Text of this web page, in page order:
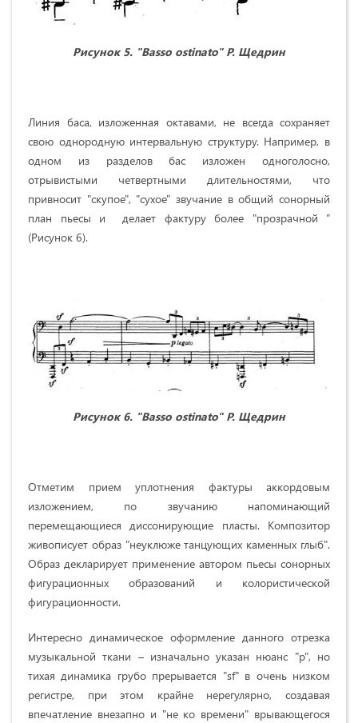
Рисунок 5. "Basso ostinato" Р. Щедрин
Линия баса, изложенная октавами, не всегда сохраняет
свою однородную интервальную структуру. Например, в
одном из разделов бас изложен одноголосно,
отрывистыми четвертными длительностями, что
привносит "скупое", "сухое" звучание в общий сонорный
план пьесы и делает фактуру более "прозрачной "
(Рисунок 6).
Рисунок 6. "Basso ostinato" Р. Щедрин
Отметим прием уплотнения фактуры аккордовым
изложением, по звучанию напоминающий
перемещающиеся диссонирующие пласты. Композитор
живописует образ "неуклюже танцующих каменных глыб".
Образ декларирует применение автором пьесы сонорных
фигурационных образований и колористической
фигурационности.
Интересно динамическое оформление данного отрезка
музыкальной ткани – изначально указан нюанс "р", но
тихая динамика грубо прерывается "sf" в очень низком
регистре, при этом крайне нерегулярно, создавая
впечатление внезапно и "не ко времени" врывающегося